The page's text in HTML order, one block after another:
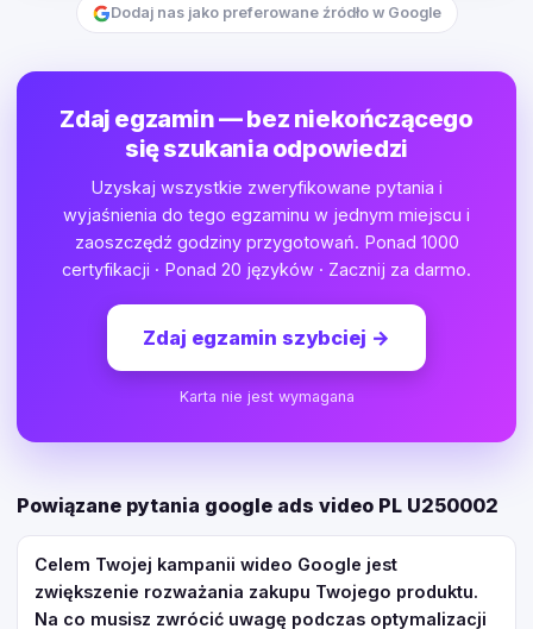
Dodaj nas jako preferowane źródło w Google
Zdaj egzamin — bez niekończącego
się szukania odpowiedzi
Uzyskaj wszystkie zweryfikowane pytania i
wyjaśnienia do tego egzaminu w jednym miejscu i
zaoszczędź godziny przygotowań. Ponad 1000
certyfikacji · Ponad 20 języków · Zacznij za darmo.
Zdaj egzamin szybciej →
Karta nie jest wymagana
Powiązane pytania google ads video PL U250002
Celem Twojej kampanii wideo Google jest
zwiększenie rozważania zakupu Twojego produktu.
Na co musisz zwrócić uwagę podczas optymalizacji